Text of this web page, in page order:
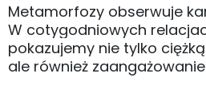
Metamorfozy obserwuje
W cotygodniowych
pokazujemy nie tylko
ale również